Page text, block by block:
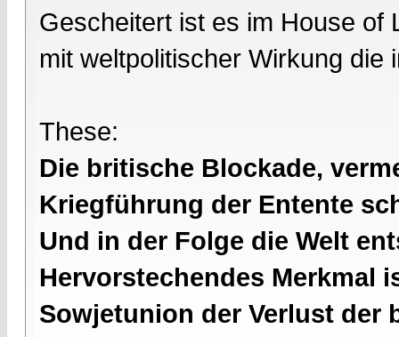
Gescheitert ist es im House of
mit weltpolitischer Wirkung
These:
Die britische Blockade,
Kriegführung der Entente
Und in der Folge die Welt
Hervorstechendes Merkmal
Sowjetunion der Verlust der